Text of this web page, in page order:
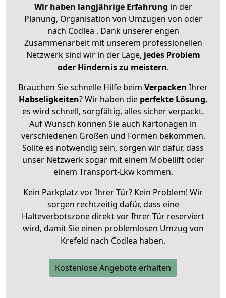
Wir haben langjährige Erfahrung in der
Planung, Organisation von Umzügen von oder
nach Codlea . Dank unserer engen
Zusammenarbeit mit unserem professionellen
Netzwerk sind wir in der Lage, jedes Problem
oder Hindernis zu meistern.
Brauchen Sie schnelle Hilfe beim Verpacken Ihrer
Habseligkeiten? Wir haben die perfekte Lösung,
es wird schnell, sorgfältig, alles sicher verpackt.
Auf Wunsch können Sie auch Kartonagen in
verschiedenen Größen und Formen bekommen.
Sollte es notwendig sein, sorgen wir dafür, dass
unser Netzwerk sogar mit einem Möbellift oder
einem Transport-Lkw kommen.
Kein Parkplatz vor Ihrer Tür? Kein Problem! Wir
sorgen rechtzeitig dafür, dass eine
Halteverbotszone direkt vor Ihrer Tür reserviert
wird, damit Sie einen problemlosen Umzug von
Krefeld nach Codlea haben.
Kostenlose Angebote erhalten